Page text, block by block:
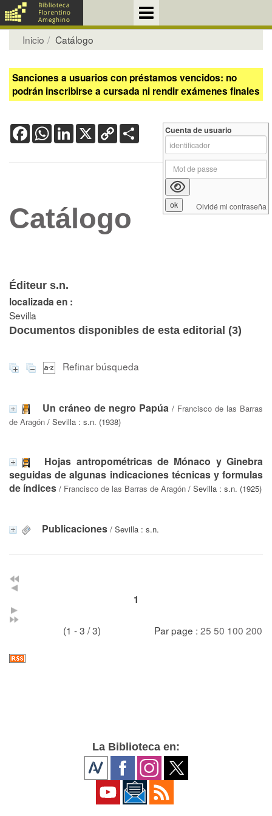
Inicio Catálogo
Sanciones a usuarios con préstamos vencidos: no
podrán inscribirse a cursada ni rendir exámenes finales
FacebookWhatsApp
LinkedIn
X Copy
Link
Catálogo
Éditeur s.n.
localizada en :
Sevilla
Documentos disponibles de esta editorial (3)
Refinar búsqueda
Un cráneo de negro Papúa / Francisco de las Barras
de Aragón / Sevilla : s.n. (1938)
Hojas antropométricas de Mónaco y Ginebra
seguidas de algunas indicaciones técnicas y formulas
de índices / Francisco de las Barras de Aragón / Sevilla : s.n. (1925)
Publicaciones / Sevilla : s.n.
1
(1 - 3 / 3) Par page : 25 50 100 200
Cuenta de usuario
Olvidé mi contraseña
La Biblioteca en: